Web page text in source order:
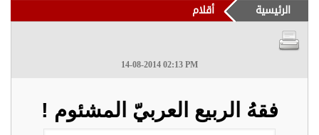
الرئيسية أقلام
14-08-2014 02:13 PM
فقهُ الربيع العربيّ المشئوم !